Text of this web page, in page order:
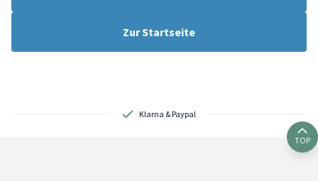
Zur Startseite
Klarna & Paypal
TOP